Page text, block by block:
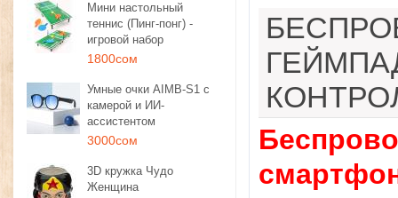
Мини настольный
теннис (Пинг-понг) -
игровой набор
1800сом
Умные очки AIMB-S1 с
камерой и ИИ-
ассистентом
3000сом
3D кружка Чудо
Женщина